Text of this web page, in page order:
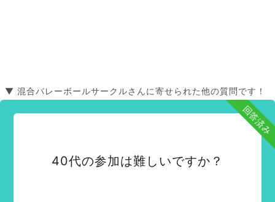
▼ 混合バレーボールサークルさんに寄せられた他の質問です！
回答済み
40代の参加は難しいですか？